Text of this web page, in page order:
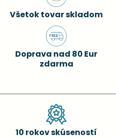
Všetok tovar skladom
Doprava nad 80 Eur
zdarma
10 rokov skúseností